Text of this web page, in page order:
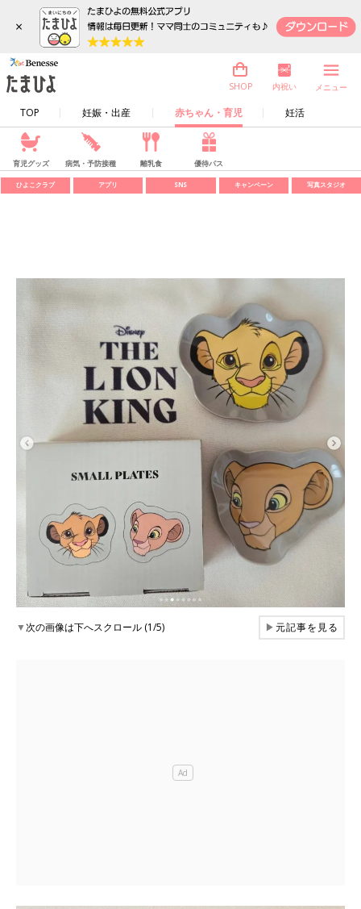
×
TOP 妊娠・出産 赤ちゃん・育児 妊活
SHOP 内祝い メニュー
育児グッズ 病気・予防接種 離乳食 優待パス
ひよこクラブ アプリ SNS キャンペーン 写真スタジオ
▼次の画像は下へスクロール (1/5) ▶元記事を見る